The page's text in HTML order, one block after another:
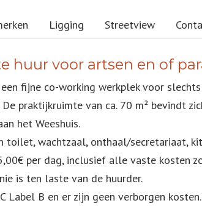
Ligging Streetview
huur voor artsen en of
een fijne co-working werkplek voor
praktijkruimte van ca. 70 m² bevindt
het Weeshuis.
toilet, wachtzaal, onthaal/secretariaat,
per dag, inclusief alle vaste kosten
is ten laste van de huurder.
Label B en er zijn geen verborgen